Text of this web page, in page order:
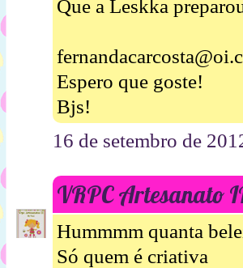
Que a Leskka
Espero que goste!
Bjs!
16 de setembro de
VRPC Artesanato
Hummmm quanta
Só quem é criativa